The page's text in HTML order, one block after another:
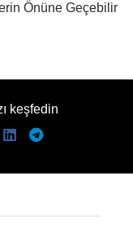
Önüne Geçebilir
keşfedin